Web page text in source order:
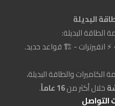
البديلة
البديلة:
انفيرترات - 🏗️ قواعد حديد.
والطاقة البديلة،
خلال أكثر من16 عاماً
.
التواصل